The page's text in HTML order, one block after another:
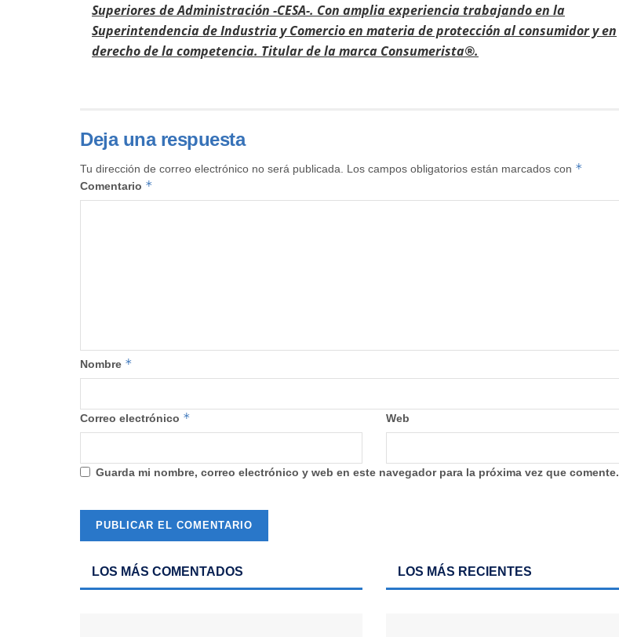
Superiores de Administración -CESA-. Con amplia experiencia trabajando en la
Superintendencia de Industria y Comercio en materia de protección al consumidor y en
derecho de la competencia. Titular de la marca Consumerista®.
Deja una respuesta
Tu dirección de correo electrónico no será publicada. Los campos obligatorios están marcados con *
Comentario *
Nombre *
Correo electrónico * Web
Guarda mi nombre, correo electrónico y web en este navegador para la próxima vez que comente.
LOS MÁS COMENTADOS LOS MÁS RECIENTES